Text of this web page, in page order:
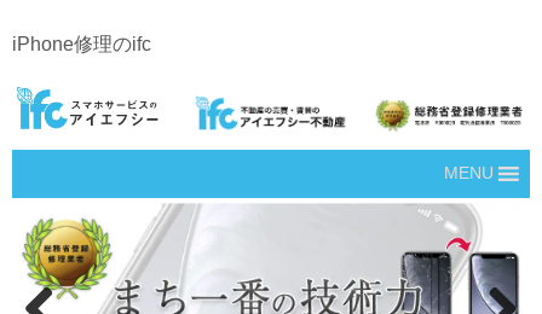
iPhone修理のifc
MENU